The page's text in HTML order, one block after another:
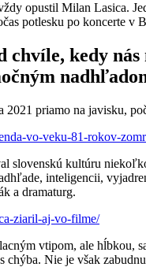
opustil Milan Lasica.
potlesku po koncerte v
kedy
priamo na javisku,
vo-veku-81-rokov-
slovenskú kultúru
inteligencii,
a dramaturg.
ziaril-aj-vo-filme/
vtipom, ale
Nie je však